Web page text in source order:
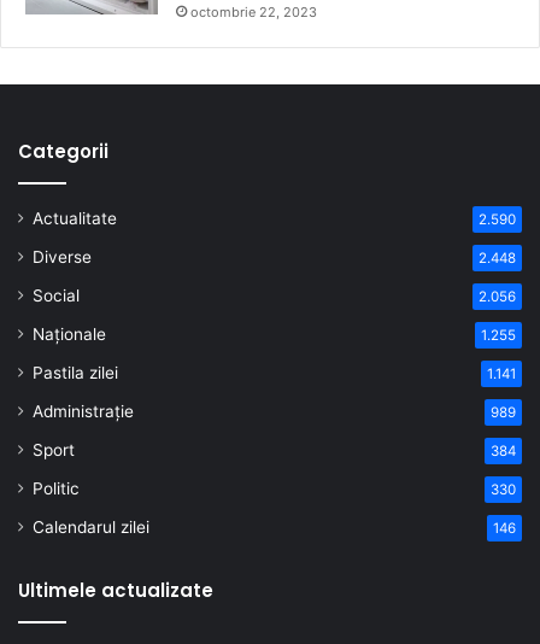
octombrie 22, 2023
Categorii
Actualitate 2.590
Diverse 2.448
Social 2.056
Naționale 1.255
Pastila zilei 1.141
Administrație 989
Sport 384
Politic 330
Calendarul zilei 146
Ultimele actualizate